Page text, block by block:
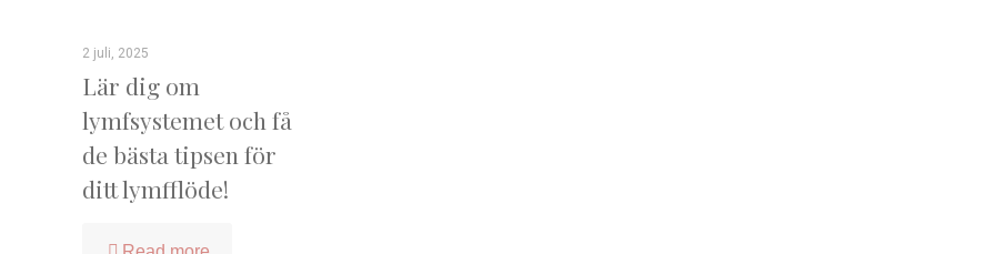
2 juli, 2025
Lär dig om
lymfsystemet och få
de bästa tipsen för
ditt lymfflöde!